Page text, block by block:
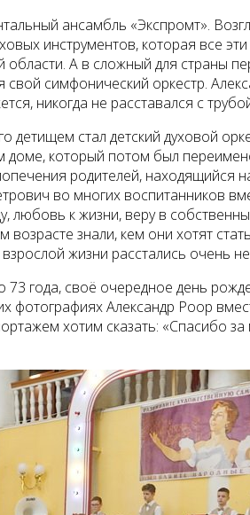
ансамбль «Экспромт».
инструментов, которая все
области. А в сложный для страны
свой симфонический оркестр.
никогда не расставался с
стал детский духовой
доме, который потом был
родителей, находящийся
во многих воспитанников
любовь к жизни, веру в
знали, кем они хотят
жизни расстались очень
73 года, своё очередное день
фотографиях Александр Роор
хотим сказать: «Спасибо за